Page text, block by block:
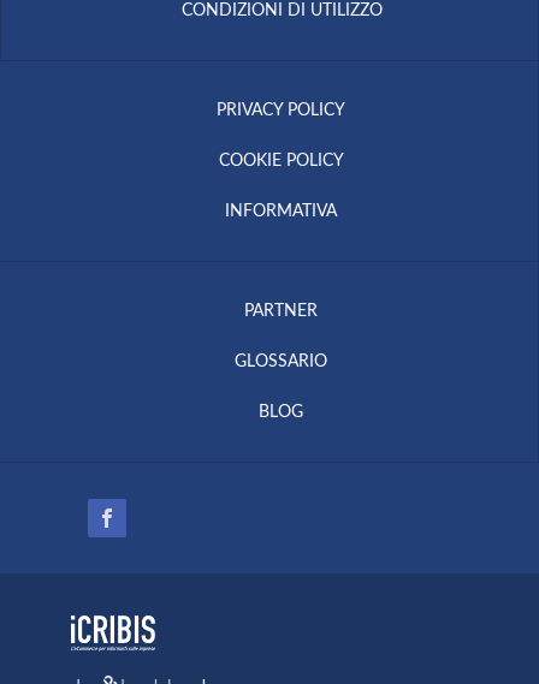
CONDIZIONI DI UTILIZZO
PRIVACY POLICY
COOKIE POLICY
INFORMATIVA
PARTNER
GLOSSARIO
BLOG